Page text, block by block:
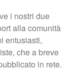
i nostri due
alla comunità
entusiasti,
che a breve
in rete.